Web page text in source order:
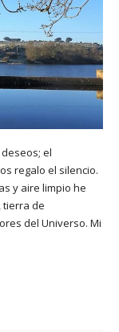
el
regalo el silencio.
y aire limpio he
tierra de
del Universo. Mi